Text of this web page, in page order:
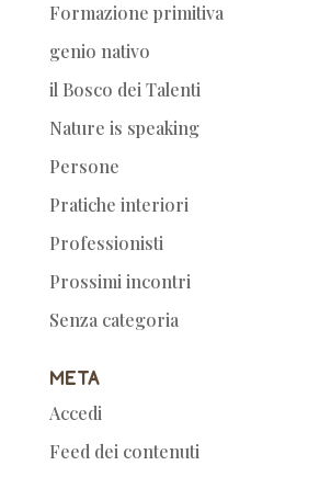
Formazione primitiva
genio nativo
il Bosco dei Talenti
Nature is speaking
Persone
Pratiche interiori
Professionisti
Prossimi incontri
Senza categoria
Meta
Accedi
Feed dei contenuti